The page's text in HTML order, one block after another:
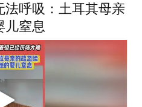
呼吸：土耳其母亲
儿窒息